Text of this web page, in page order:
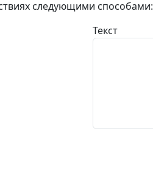
следующими способами:
Текст